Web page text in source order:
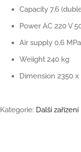
Capacity 7,6
Power AC 220 V
Air supply 0,6 MPa
Weiight 240 kg
Dimension 2350
Kategorie: Další zařízení